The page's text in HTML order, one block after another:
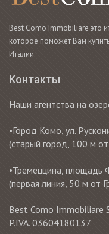
Best Como Immobiliare это
которое поможет Вам
Италии.
Контакты
Наши агентства на
•Город Комо, ул.
(старый город, 100 м
•Тремеццина, площадь
(первая линия, 50 м от
Best Como Immobiliare
P.IVA. 03604180137